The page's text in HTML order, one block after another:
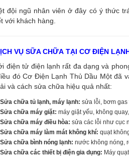
đội ngũ nhân viên ở đây có ý thức
với khách hàng.
VỤ SỮA CHỮA TẠI CƠ ĐIỆN
điện tử điện lạnh rất đa dạng và
đó Cơ Điện Lạnh Thủ Dầu Một đã
và cách sửa chữa hiệu quả nhất:
Sửa chữa tủ lạnh, máy lạnh: sửa lỗi, bơm gas
Sửa chữa máy giặt: máy giặt yếu, không
Sửa chữa máy điều hòa: sửa các lỗi như cục
Sửa chữa máy làm mát không khí: quạt
Sửa chữa bình nóng lạnh: nước không nóng,
Sửa chữa các thiết bị điện gia dụng: Máy